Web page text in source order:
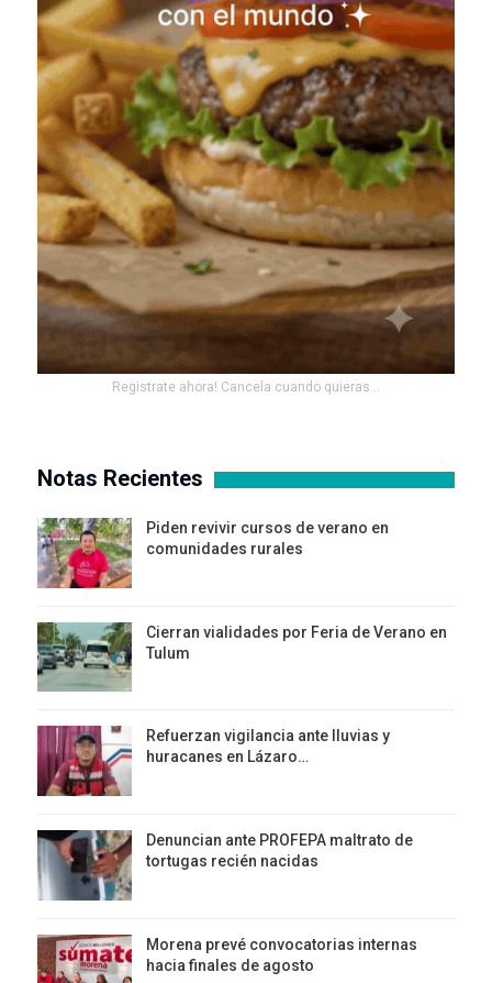
Registrate ahora! Cancela cuando quieras...
Notas Recientes
Piden revivir cursos de verano en
comunidades rurales
Cierran vialidades por Feria de Verano en
Tulum
Refuerzan vigilancia ante lluvias y
huracanes en Lázaro…
Denuncian ante PROFEPA maltrato de
tortugas recién nacidas
Morena prevé convocatorias internas
hacia finales de agosto